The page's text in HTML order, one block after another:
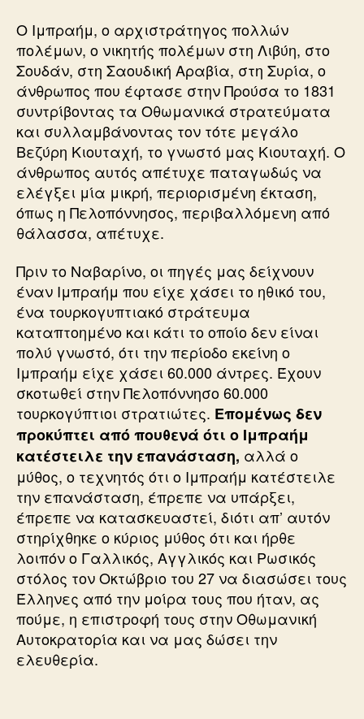
Ο Ιμπραήμ, ο αρχιστράτηγος πολλών
πολέμων, ο νικητής πολέμων στη Λιβύη, στο
Σουδάν, στη Σαουδική Αραβία, στη Συρία, ο
άνθρωπος που έφτασε στην Προύσα το 1831
συντρίβοντας τα Οθωμανικά στρατεύματα
και συλλαμβάνοντας τον τότε μεγάλο
Βεζύρη Κιουταχή, το γνωστό μας Κιουταχή. Ο
άνθρωπος αυτός απέτυχε παταγωδώς να
ελέγξει μία μικρή, περιορισμένη έκταση,
όπως η Πελοπόννησος, περιβαλλόμενη από
θάλασσα, απέτυχε.
Πριν το Ναβαρίνο, οι πηγές μας δείχνουν
έναν Ιμπραήμ που είχε χάσει το ηθικό του,
ένα τουρκογυπτιακό στράτευμα
καταπτοημένο και κάτι το οποίο δεν είναι
πολύ γνωστό, ότι την περίοδο εκείνη ο
Ιμπραήμ είχε χάσει 60.000 άντρες. Έχουν
σκοτωθεί στην Πελοπόννησο 60.000
τουρκογύπτιοι στρατιώτες. Επομένως δεν
προκύπτει από πουθενά ότι ο Ιμπραήμ
κατέστειλε την επανάσταση, αλλά ο
μύθος, ο τεχνητός ότι ο Ιμπραήμ κατέστειλε
την επανάσταση, έπρεπε να υπάρξει,
έπρεπε να κατασκευαστεί, διότι απ’ αυτόν
στηρίχθηκε ο κύριος μύθος ότι και ήρθε
λοιπόν ο Γαλλικός, Αγγλικός και Ρωσικός
στόλος τον Οκτώβριο του 27 να διασώσει τους
Έλληνες από την μοίρα τους που ήταν, ας
πούμε, η επιστροφή τους στην Οθωμανική
Αυτοκρατορία και να μας δώσει την
ελευθερία.